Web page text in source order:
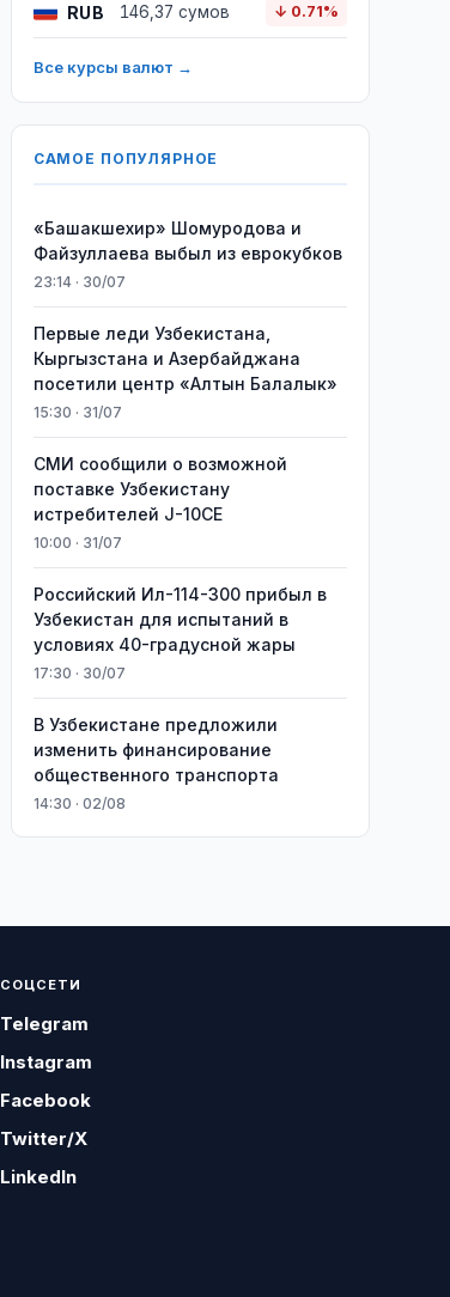
RUB 146,37 сумов ↓ 0.71%
Все курсы валют →
САМОЕ ПОПУЛЯРНОЕ
«Башакшехир» Шомуродова и
Файзуллаева выбыл из еврокубков
23:14 · 30/07
Первые леди Узбекистана,
Кыргызстана и Азербайджана
посетили центр «Алтын Балалык»
15:30 · 31/07
СМИ сообщили о возможной
поставке Узбекистану
истребителей J-10CE
10:00 · 31/07
Российский Ил-114-300 прибыл в
Узбекистан для испытаний в
условиях 40-градусной жары
17:30 · 30/07
В Узбекистане предложили
изменить финансирование
общественного транспорта
14:30 · 02/08
СОЦСЕТИ
Telegram
Instagram
Facebook
Twitter/X
LinkedIn